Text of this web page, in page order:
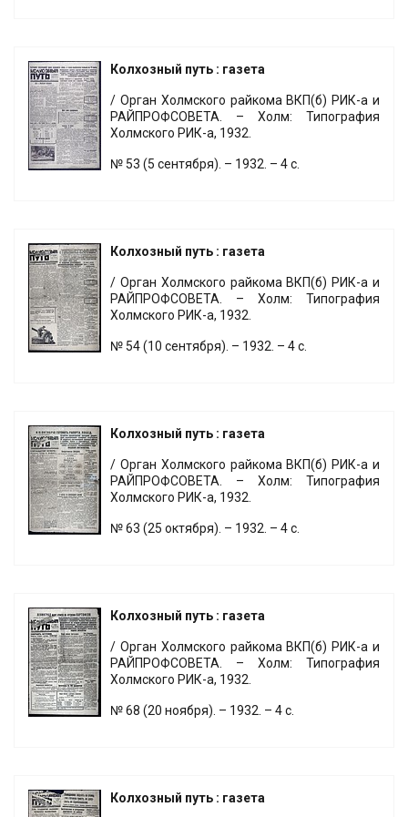
Колхозный путь : газета
/ Орган Холмского райкома ВКП(б) РИК-а и
РАЙПРОФСОВЕТА. – Холм: Типография
Холмского РИК-а, 1932.
№ 53 (5 сентября). – 1932. – 4 с.
Колхозный путь : газета
/ Орган Холмского райкома ВКП(б) РИК-а и
РАЙПРОФСОВЕТА. – Холм: Типография
Холмского РИК-а, 1932.
№ 54 (10 сентября). – 1932. – 4 с.
Колхозный путь : газета
/ Орган Холмского райкома ВКП(б) РИК-а и
РАЙПРОФСОВЕТА. – Холм: Типография
Холмского РИК-а, 1932.
№ 63 (25 октября). – 1932. – 4 с.
Колхозный путь : газета
/ Орган Холмского райкома ВКП(б) РИК-а и
РАЙПРОФСОВЕТА. – Холм: Типография
Холмского РИК-а, 1932.
№ 68 (20 ноября). – 1932. – 4 с.
Колхозный путь : газета